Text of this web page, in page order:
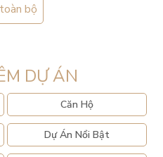
bộ
DỰ ÁN
Căn Hộ
Dự Án Nổi Bật